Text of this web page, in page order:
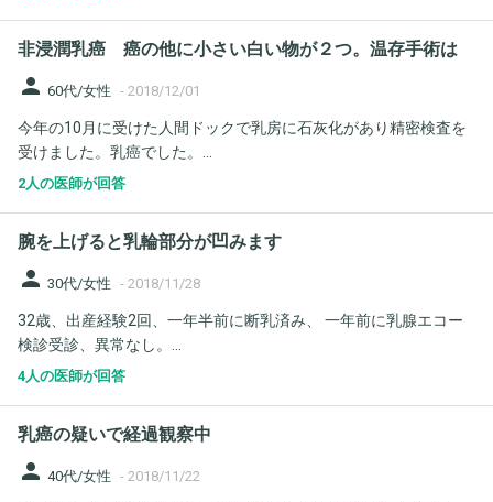
非浸潤乳癌 癌の他に小さい白い物が２つ。温存手術は
person 60代/女性 - 2018/12/01
今年の10月に受けた人間ドックで乳房に石灰化があり精密検査を
受けました。乳癌でした。...
2人の医師が回答
腕を上げると乳輪部分が凹みます
person 30代/女性 - 2018/11/28
32歳、出産経験2回、一年半前に断乳済み、 一年前に乳腺エコー
検診受診、異常なし。...
4人の医師が回答
乳癌の疑いで経過観察中
person 40代/女性 - 2018/11/22